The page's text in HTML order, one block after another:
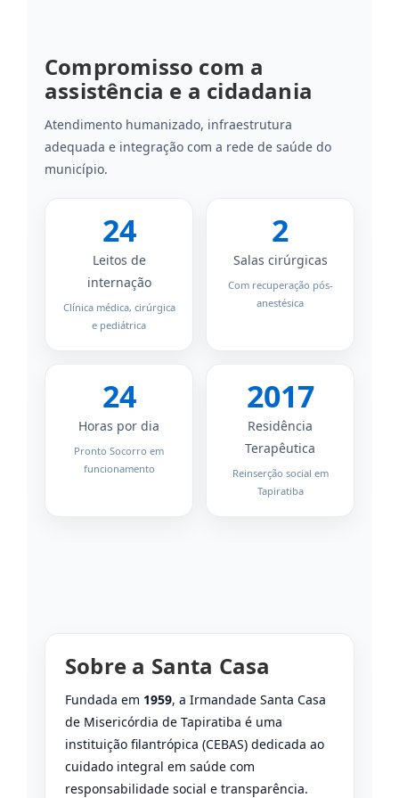
Compromisso com a
assistência e a cidadania
Atendimento humanizado, infraestrutura
adequada e integração com a rede de saúde do
município.
24
Leitos de
internação
Clínica médica, cirúrgica
e pediátrica
2
Salas cirúrgicas
Com recuperação pós-
anestésica
24
Horas por dia
Pronto Socorro em
funcionamento
2017
Residência
Terapêutica
Reinserção social em
Tapiratiba
Sobre a Santa Casa
Fundada em 1959, a Irmandade Santa Casa
de Misericórdia de Tapiratiba é uma
instituição filantrópica (CEBAS) dedicada ao
cuidado integral em saúde com
responsabilidade social e transparência.